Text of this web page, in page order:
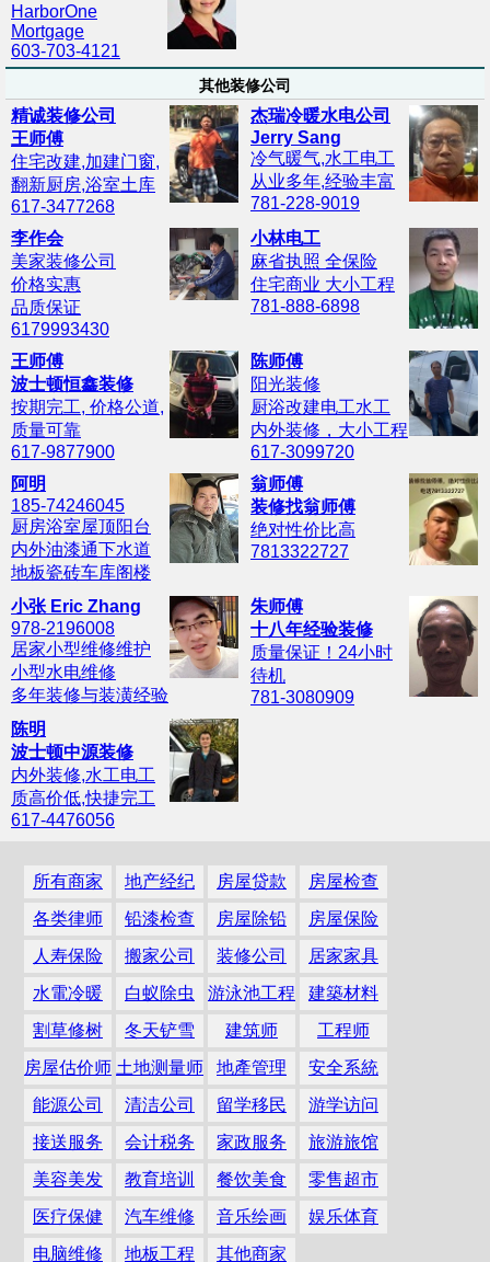
HarborOne
Mortgage
603-703-4121
其他装修公司
精诚装修公司
王师傅
住宅改建,加建门窗,
翻新厨房,浴室土库
617-3477268
杰瑞冷暖水电公司
Jerry Sang
冷气暖气,水工电工
从业多年,经验丰富
781-228-9019
李作会
美家装修公司
价格实惠
品质保证
6179993430
小林电工
麻省执照 全保险
住宅商业 大小工程
781-888-6898
王师傅
波士顿恒鑫装修
按期完工, 价格公道,
质量可靠
617-9877900
陈师傅
阳光装修
厨浴改建电工水工
内外装修，大小工程
617-3099720
阿明
185-74246045
厨房浴室屋顶阳台
内外油漆通下水道
地板瓷砖车库阁楼
翁师傅
装修找翁师傅
绝对性价比高
7813322727
小张 Eric Zhang
978-2196008
居家小型维修维护
小型水电维修
多年装修与装潢经验
朱师傅
十八年经验装修
质量保证！24小时
待机
781-3080909
陈明
波士顿中源装修
内外装修,水工电工
质高价低,快捷完工
617-4476056
所有商家 地产经纪 房屋贷款
房屋检查
各类律师
铅漆检查 房屋除铅
房屋保险
人寿保险
搬家公司 装修公司
居家家具
水電冷暖
白蚁除虫 游泳池工程
建築材料
割草修树
冬天铲雪 建筑师
工程师
房屋估价师 土地测量师 地產管理
安全系統
能源公司
清洁公司 留学移民
游学访问
接送服务
会计税务 家政服务
旅游旅馆
美容美发
教育培训 餐饮美食
零售超市
医疗保健
汽车维修 音乐绘画
娱乐体育
电脑维修
地板工程 其他商家